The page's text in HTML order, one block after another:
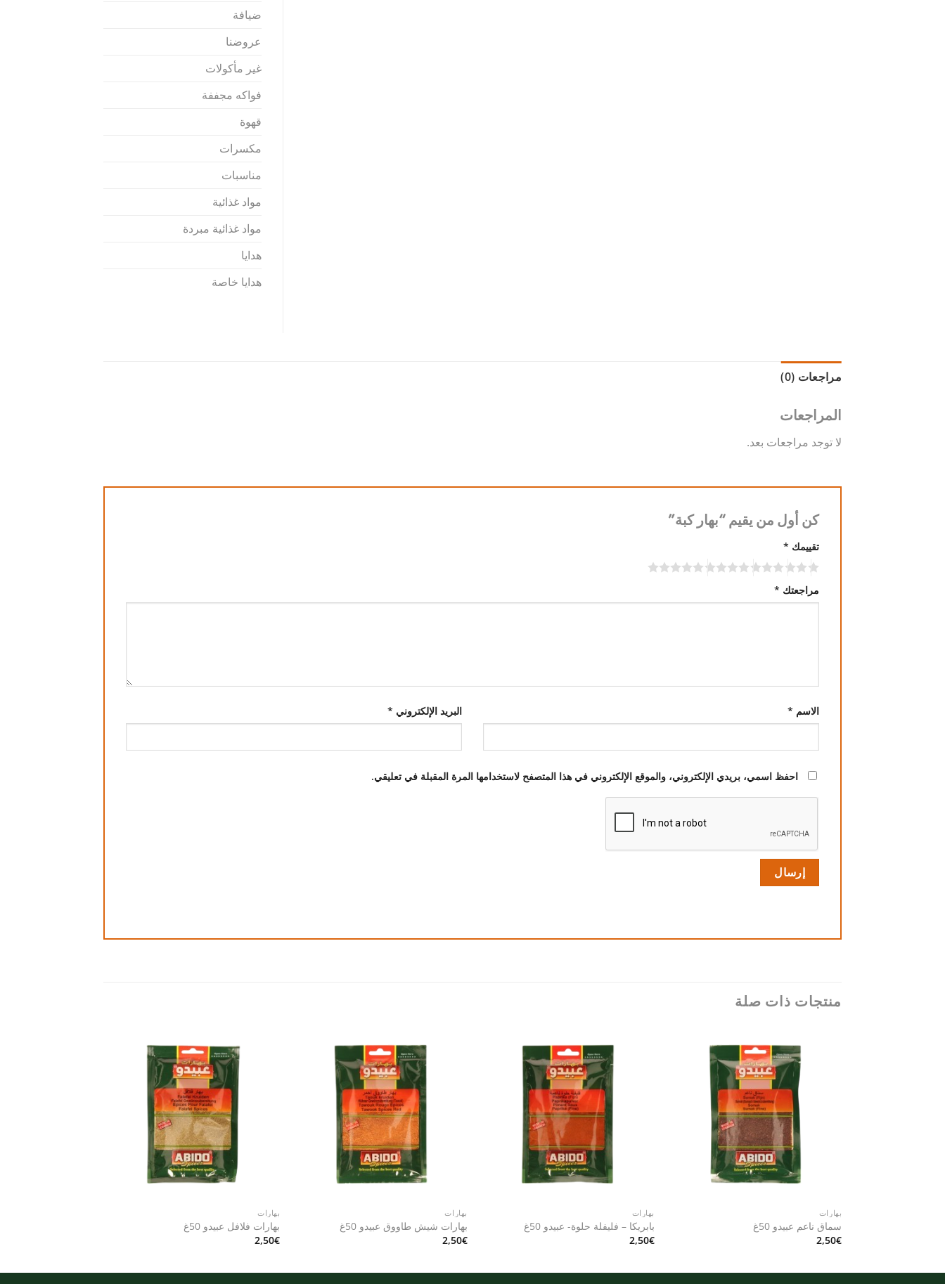
ضيافة
عروضنا
غير مأكولات
فواكه مجففة
قهوة
مكسرات
مناسبات
مواد غذائية
مواد غذائية مبردة
هدايا
هدايا خاصة
مراجعات (0)
المراجعات
لا توجد مراجعات بعد.
كن أول من يقيم “بهار كبة”
تقييمك *
مراجعتك *
الاسم * البريد الإلكتروني *
احفظ اسمي، بريدي الإلكتروني، والموقع الإلكتروني في هذا المتصفح لاستخدامها المرة المقبلة في تعليقي.
منتجات ذات صلة
بهارات
سماق ناعم عبيدو 50غ
2,50€
بهارات
بابريكا – فليفلة حلوة- عبيدو 50غ
2,50€
بهارات
بهارات شيش طاووق عبيدو 50غ
2,50€
بهارات
بهارات فلافل عبيدو 50غ
2,50€